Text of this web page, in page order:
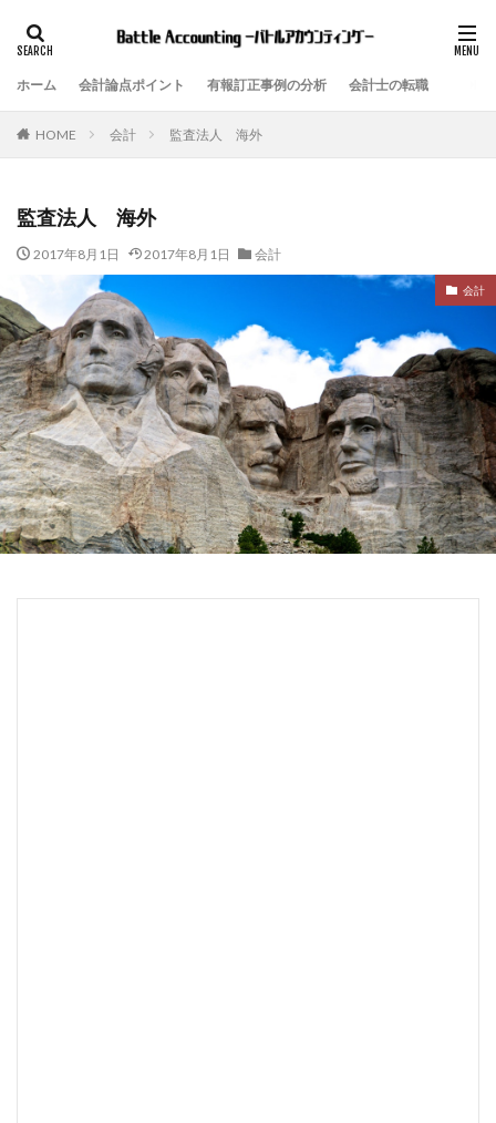
ホーム 会計論点ポイント 有報訂正事例の分析 会計士の転職
HOME 会計 監査法人 海外
監査法人 海外
2017年8月1日 2017年8月1日 会計
会計